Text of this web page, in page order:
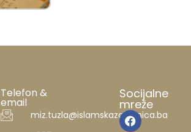
Telefon &
email
miz.tuzla@islamskazajednica.ba
Socijalne
mreže